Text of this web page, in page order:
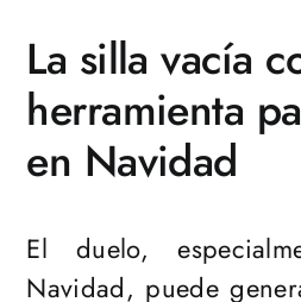
La silla vacía
herramienta
en Navidad
El duelo,
Navidad, puede